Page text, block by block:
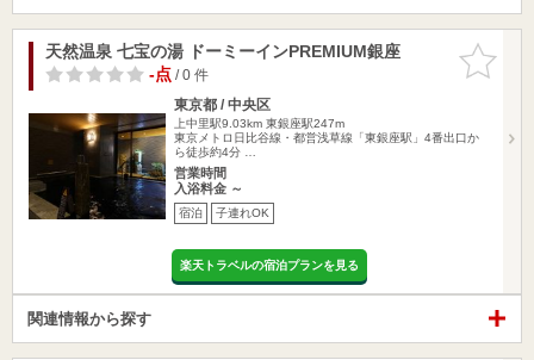
お気に入
りに追加
天然温泉 七宝の湯 ドーミーインPREMIUM銀座
-点/ 0 件
東京都 / 中央区
上中里駅9.03km 東銀座駅247m
東京メトロ日比谷線・都営浅草線「東銀座駅」4番出口か
ら徒歩約4分 …
営業時間
入浴料金 ～
宿泊 子連れOK
楽天トラベルの宿泊プランを見る
関連情報から探す